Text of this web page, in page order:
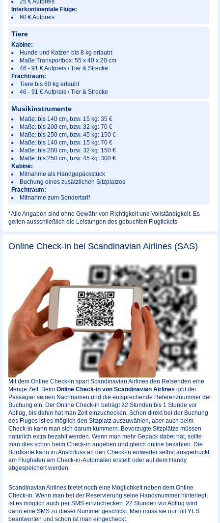
25 € Aufpreis
Interkontinentale Flüge:
60 € Aufpreis
Tiere
Kabine:
Hunde und Katzen bis 8 kg erlaubt
Maße Transportbox: 55 x 40 x 20 cm
46 - 91 € Aufpreis / Tier & Strecke
Frachtraum:
Tiere bis 60 kg erlaubt
46 - 91 € Aufpreis / Tier & Strecke
Musikinstrumente
Maße: bis 140 cm, bzw. 15 kg: 35 €
Maße: bis 200 cm, bzw. 32 kg: 70 €
Maße: bis 250 cm, bzw. 45 kg: 150 €
Maße: bis 140 cm, bzw. 15 kg: 70 €
Maße: bis 200 cm, bzw. 32 kg: 150 €
Maße: bis 250 cm, bzw. 45 kg: 300 €
Kabine:
Mitnahme als Handgepäckstück
Buchung eines zusätzlichen Sitzplatzes
Frachtraum:
Mitnahme zum Sondertarif
*Alle Angaben sind ohne Gewähr von Richtigkeit und Vollständigkeit. Es
gelten ausschließlich die Leistungen des gebuchten Flugtickets
Online Check-in bei Scandinavian Airlines (SAS)
Mit dem Online Check-in spart Scandinavian Airlines den Reisenden eine
Menge Zeit. Beim Online Check-in von Scandinavian Airlines gibt der
Passagier seinen Nachnamen und die entsprechende Referenznummer der
Buchung ein. Der Online Check-in beträgt 22 Stunden bis 1 Stunde vor
Abflug, bis dahin hat man Zeit einzuchecken. Schon direkt bei der Buchung
des Fluges ist es möglich den Sitzplatz auszuwählen, aber auch beim
Check-in kann man sich darum kümmern. Bevorzugte Sitzplätze müssen
natürlich extra bezahlt werden. Wenn man mehr Gepäck dabei hat, sollte
man dies schon beim Check-in angeben und gleich online bezahlen. Die
Bordkarte kann im Anschluss an den Check-in entweder selbst ausgedruckt,
am Flughafen am Check-in-Automaten erstellt oder auf dem Handy
abgespeichert werden.
Scandinavian Airlines bietet noch eine Möglichkeit neben dem Online
Check-in. Wenn man bei der Reservierung seine Handynummer hinterlegt,
ist es möglich auch per SMS einzuchecken. 22 Stunden vor Abflug wird
dann eine SMS zu dieser Nummer geschickt. Man muss sie nur mit YES
beantworten und schon ist man eingecheckt.